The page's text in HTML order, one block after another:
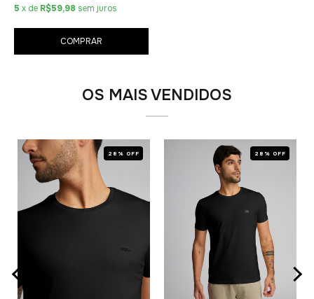
5 x de R$59,98 sem juros
COMPRAR
OS MAIS VENDIDOS
28% OFF 28% OFF